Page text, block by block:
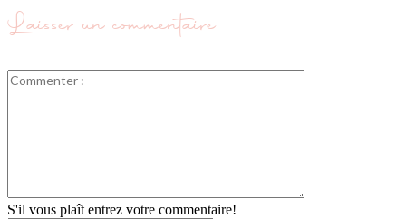
Laisser un commentaire
S'il vous plaît entrez votre commentaire!